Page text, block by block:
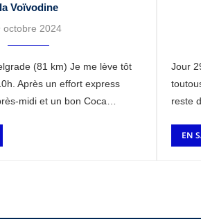
la Voïvodine
octobre 2024
(81 km) Je me lève tôt
Après un effort express
midi et un bon Coca
Jour
reste
EN